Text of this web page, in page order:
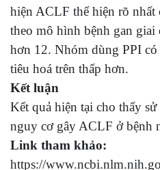
hiện ACLF thể hiện rõ nhất
theo mô hình bệnh gan
hơn 12. Nhóm dùng PPI
tiêu hoá trên thấp hơn.
Kết luận
Kết quả hiện tại cho thấy
nguy cơ gây ACLF ở bệnh
Link tham khảo:
https://